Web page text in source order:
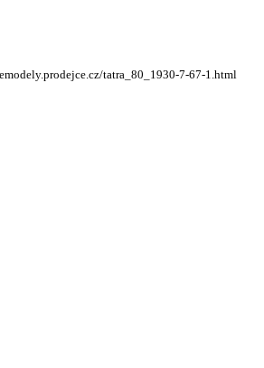
tatra_80_1930-7-67-1.html